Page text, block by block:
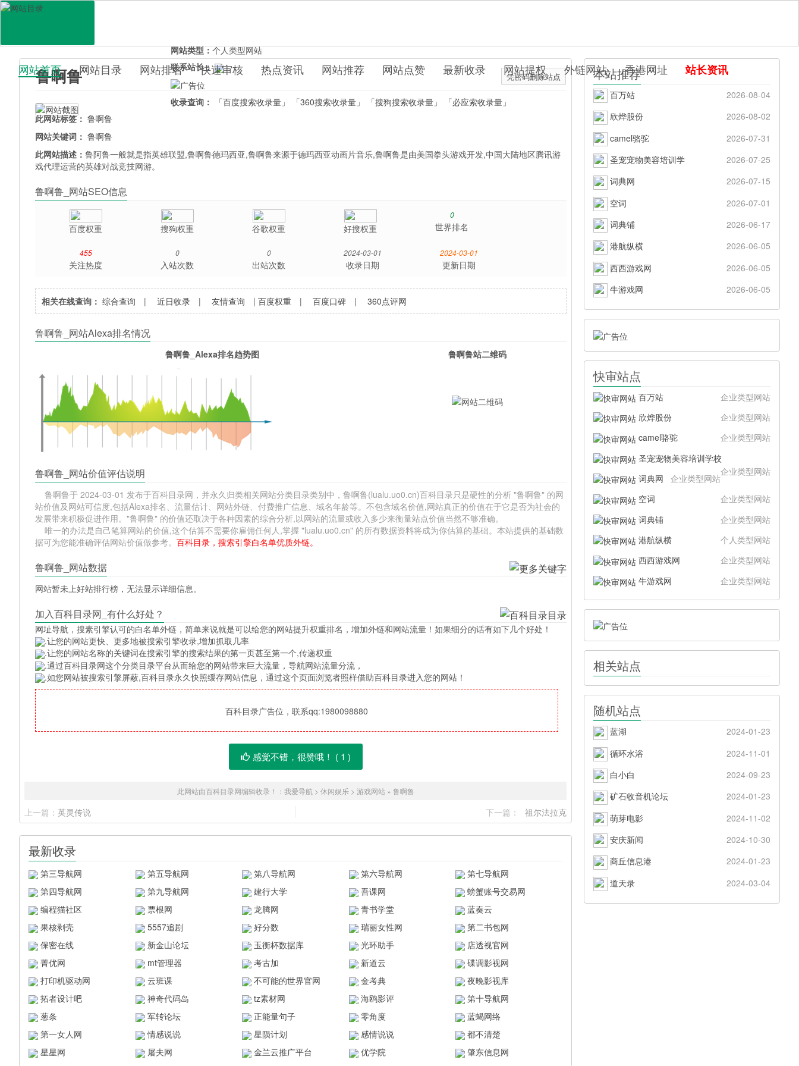
百科目录
网站首页 网站目录 网站排名 快速审核 热点资讯 网站推荐 网站点赞 最新收录 网站提权 外链网站 香港网址 站长资讯
鲁啊鲁 凭密码删除站点
网站类型：个人类型网站
联系站长：
收录查询： 「百度搜索收录量」 「360搜索收录量」 「搜狗搜索收录量」
「必应索收录量」
此网站标签： 鲁啊鲁
网站关键词： 鲁啊鲁
此网站描述：鲁阿鲁一般就是指英雄联盟,鲁啊鲁德玛西亚,鲁啊鲁来源于德玛西亚动画片音乐,鲁啊鲁是由美国拳头游戏开发,中国大陆地区腾讯游
戏代理运营的英雄对战竞技网游。
鲁啊鲁_网站SEO信息
百度权重 搜狗权重 谷歌权重 好搜权重
0
世界排名
455
关注热度
0
入站次数
0
出站次数
2024-03-01
收录日期
2024-03-01
更新日期
相关在线查询： 综合查询 |近日收录 |友情查询 |百度权重 |百度口碑 |360点评网
鲁啊鲁_网站Alexa排名情况
鲁啊鲁_Alexa排名趋势图 鲁啊鲁站二维码
鲁啊鲁_网站价值评估说明
鲁啊鲁于 2024-03-01 发布于百科目录网，并永久归类相关网站分类目录类别中，鲁啊鲁(lualu.uo0.cn)百科目录只是硬性的分析 "鲁啊鲁" 的网
站价值及网站可信度,包括Alexa排名、流量估计、网站外链、付费推广信息、域名年龄等。不包含域名价值,网站真正的价值在于它是否为社会的
发展带来积极促进作用。"鲁啊鲁" 的价值还取决于各种因素的综合分析,以网站的流量或收入多少来衡量站点价值当然不够准确。
唯一的办法是自己笔算网站的价值,这个估算不需要你雇佣任何人,掌握 "lualu.uo0.cn" 的所有数据资料将成为你估算的基础。本站提供的基础数
据可为您能准确评估网站价值做参考。百科目录，搜索引擎白名单优质外链。
鲁啊鲁_网站数据
网站暂未上好站排行榜，无法显示详细信息。
加入百科目录网_有什么好处？
网址导航 ，搜素引擎认可的白名单外链，简单来说就是可以给您的网站提升权重排名，增加外链和网站流量！如果细分的话有如下几个好处！
.让您的网站更快、更多地被搜索引擎收录,增加抓取几率
.让您的网站名称的关键词在搜索引擎的搜索结果的第一页甚至第一个,传递权重
.通过百科目录网这个分类目录平台从而给您的网站带来巨大流量，导航网站流量分流，
.如您网站被搜索引擎屏蔽,百科目录永久快照缓存网站信息，通过这个页面浏览者照样借助百科目录进入您的网站！
百科目录广告位，联系qq:1980098880
感觉不错，很赞哦！ ( 1 )
此网站由百科目录网编辑收录！： 我爱导航 > 休闲娱乐> 游戏网站» 鲁啊鲁
上一篇： 英灵传说 下一篇： 祖尔法拉克
最新收录
第三导航网 第五导航网 第八导航网 第六导航网
第七导航网
第四导航网
第九导航网 建行大学 吾课网
螃蟹账号交易网
编程猫社区
票根网 龙腾网 青书学堂
蓝奏云
果核剥壳
5557追剧 好分数 瑞丽女性网
第二书包网
保密在线
新金山论坛 玉衡杯数据库 光环助手
店透视官网
菁优网
mt管理器 考古加 新道云
碟调影视网
打印机驱动网
云班课 不可能的世界官网 金考典
夜晚影视库
拓者设计吧
神奇代码岛 tz素材网 海鸥影评
第十导航网
葱条
军转论坛 正能量句子 零角度
蓝蝎网络
第一女人网
情感说说 星陨计划 感情说说
都不清楚
星星网
屠夫网 金兰云推广平台 优学院 肇东信息网
本站推荐
百万站
2026-08-04
欣烨股份
2026-08-02
camel骆驼
2026-07-31
圣宠宠物美容培训学
2026-07-25
词典网
2026-07-15
空词
2026-07-01
词典铺
2026-06-17
港航纵横
2026-06-05
西西游戏网
2026-06-05
牛游戏网
2026-06-05
快审站点
百万站
企业类型网站
欣烨股份
企业类型网站
camel骆驼
企业类型网站
圣宠宠物美容培训学校
企业类型网站
词典网
企业类型网站
空词
企业类型网站
词典铺
企业类型网站
港航纵横
个人类型网站
西西游戏网
企业类型网站
牛游戏网
企业类型网站
相关站点
随机站点
蓝湖
2024-01-23
循环水浴
2024-11-01
白小白
2024-09-23
矿石收音机论坛
2024-01-23
萌芽电影
2024-11-02
安庆新闻
2024-10-30
商丘信息港
2024-01-23
道天录
2024-03-04